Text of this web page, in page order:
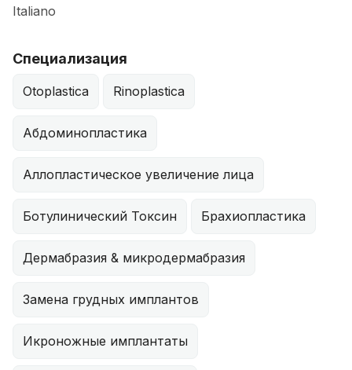
Italiano
Специализация
Otoplastica Rinoplastica
Абдоминопластика
Аллопластическое увеличение лица
Ботулинический Токсин Брахиопластика
Дермабразия & микродермабразия
Замена грудных имплантов
Икроножные имплантаты